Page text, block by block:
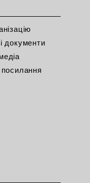
документи
посилання